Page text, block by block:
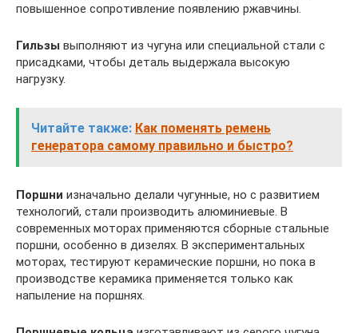
повышенное сопротивление появлению ржавчины.
Гильзы выполняют из чугуна или специальной стали с
присадками, чтобы деталь выдержала высокую
нагрузку.
Читайте также: Как поменять ремень
генератора самому правильно и быстро?
Поршни изначально делали чугунные, но с развитием
технологий, стали производить алюминиевые. В
современных моторах применяются сборные стальные
поршни, особенно в дизелях. В экспериментальных
моторах, тестируют керамические поршни, но пока в
производстве керамика применяется только как
напыление на поршнях.